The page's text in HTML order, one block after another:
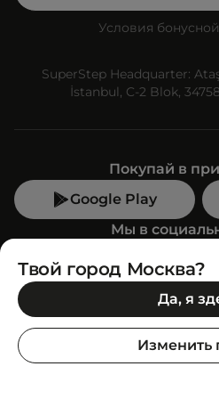
Условия
SuperStep Headquarter:
İstanbul, C-2 Blok,
Покупай в
Google Play
Мы в
Позвони
+7 (499)
C 10:00 до
Твой город Москва?
Да, я
Изменить